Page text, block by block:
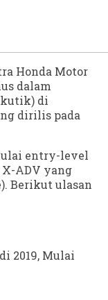
Honda Motor
dalam
di
dirilis pada
entry-level
X-ADV yang
Berikut ulasan